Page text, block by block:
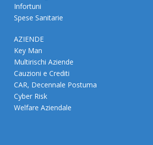
Infortuni
Spese Sanitarie
AZIENDE
Key Man
Multirischi Aziende
Cauzioni e Crediti
CAR, Decennale Postuma
Cyber Risk
Welfare Aziendale